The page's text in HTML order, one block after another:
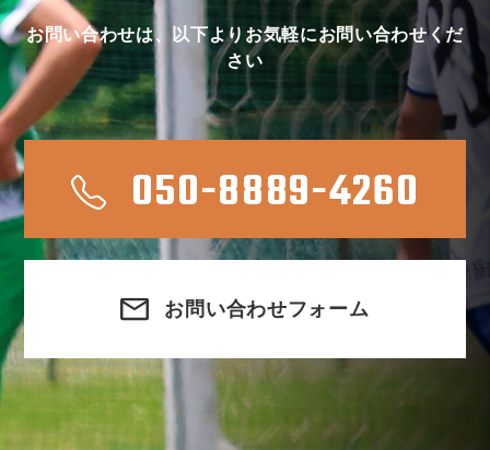
お問い合わせは、以下よりお気軽にお問い合わせくだ
さい
050-8889-4260
お問い合わせフォーム